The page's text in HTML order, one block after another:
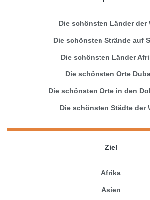
Die schönsten Länder der
Die schönsten Strände auf
Die schönsten Länder
Die schönsten Orte
Die schönsten Orte in den
Die schönsten Städte der
Ziel
Afrika
Asien